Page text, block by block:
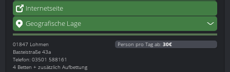
Internetseite
Geografische Lage
01847 Lohmen
Basteistraße 43a
Telefon: 03501 588161
4 Betten + zusätzlich Aufbettung
Person pro Tag ab: 30€